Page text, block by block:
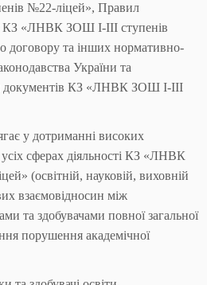
№22-ліцей», Правил
КЗ «ЛНВК ЗОШ І-ІІІ ступенів
договору та інших нормативно-
України та
документів КЗ «ЛНВК ЗОШ І-ІІІ
у дотриманні високих
сферах діяльності КЗ «ЛНВК
(освітній, науковій, виховній
взаємовідносин між
та здобувачами повної загальної
порушення академічної